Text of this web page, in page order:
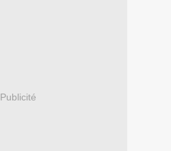
Publicité